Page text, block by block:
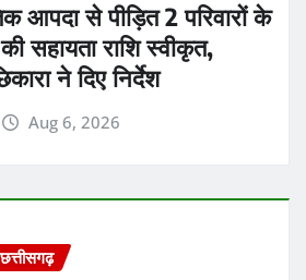
आपदा से पीड़ित 2 परिवारों के
सहायता राशि स्वीकृत,
ने दिए निर्देश
Aug 6, 2026
छत्तीसगढ़